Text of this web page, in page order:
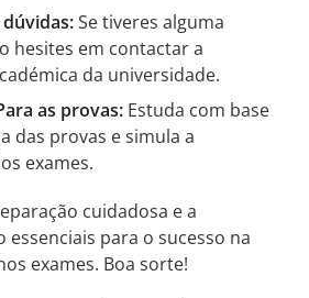
Se tiveres alguma
hesites em contactar a
da universidade.
as provas: Estuda com base
das provas e simula a
exames.
cuidadosa e a
essenciais para o sucesso na
exames. Boa sorte!